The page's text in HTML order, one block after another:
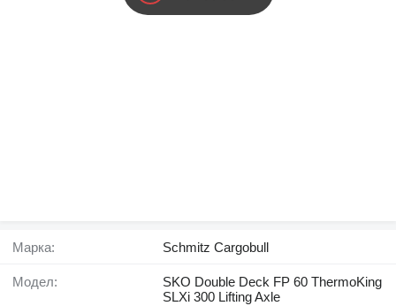
Марка: Schmitz Cargobull
Модел:
SKO Double Deck FP 60 ThermoKing
SLXi 300 Lifting Axle